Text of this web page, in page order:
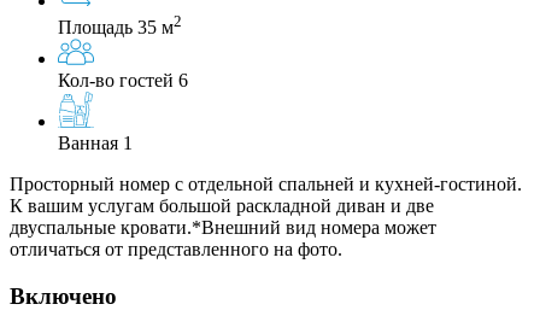
Площадь 35 м2
Кол-во гостей 6
Ванная 1
Просторный номер с отдельной спальней и кухней-гостиной.
К вашим услугам большой раскладной диван и две
двуспальные кровати.*Внешний вид номера может
отличаться от представленного на фото.
Включено